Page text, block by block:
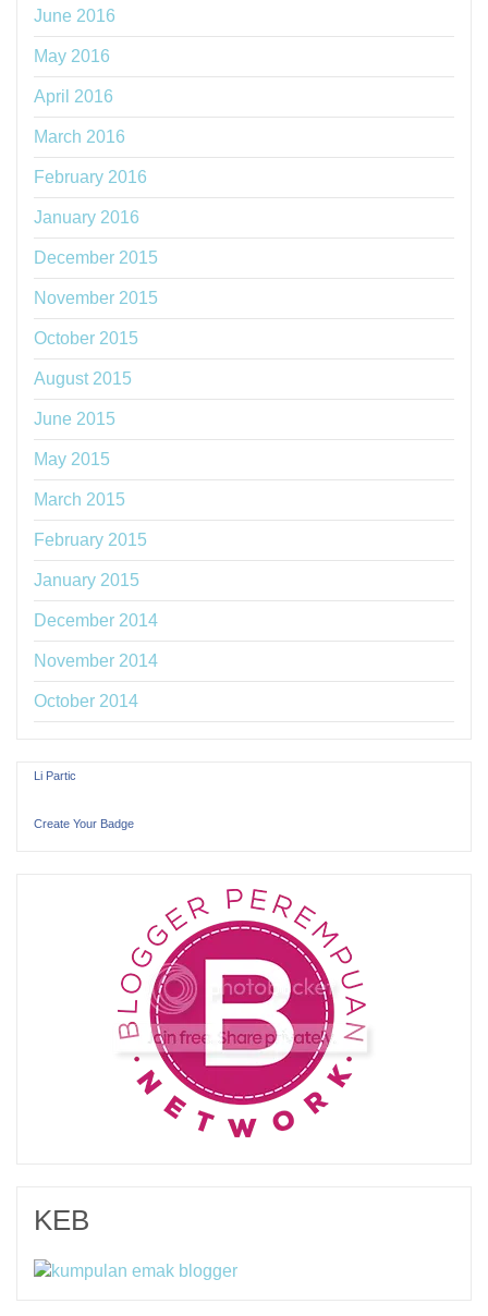
June 2016
May 2016
April 2016
March 2016
February 2016
January 2016
December 2015
November 2015
October 2015
August 2015
June 2015
May 2015
March 2015
February 2015
January 2015
December 2014
November 2014
October 2014
Li Partic
Create Your Badge
KEB